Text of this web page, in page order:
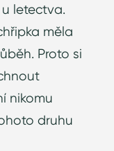
letectva.
měla
Proto si
nikomu
druhu